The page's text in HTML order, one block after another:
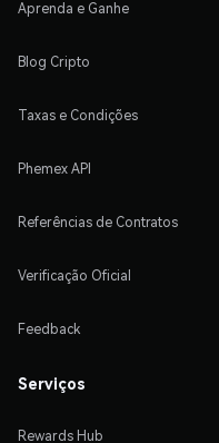
Aprenda e Ganhe
Blog Cripto
Taxas e Condições
Phemex API
Referências de Contratos
Verificação Oficial
Feedback
Serviços
Rewards Hub